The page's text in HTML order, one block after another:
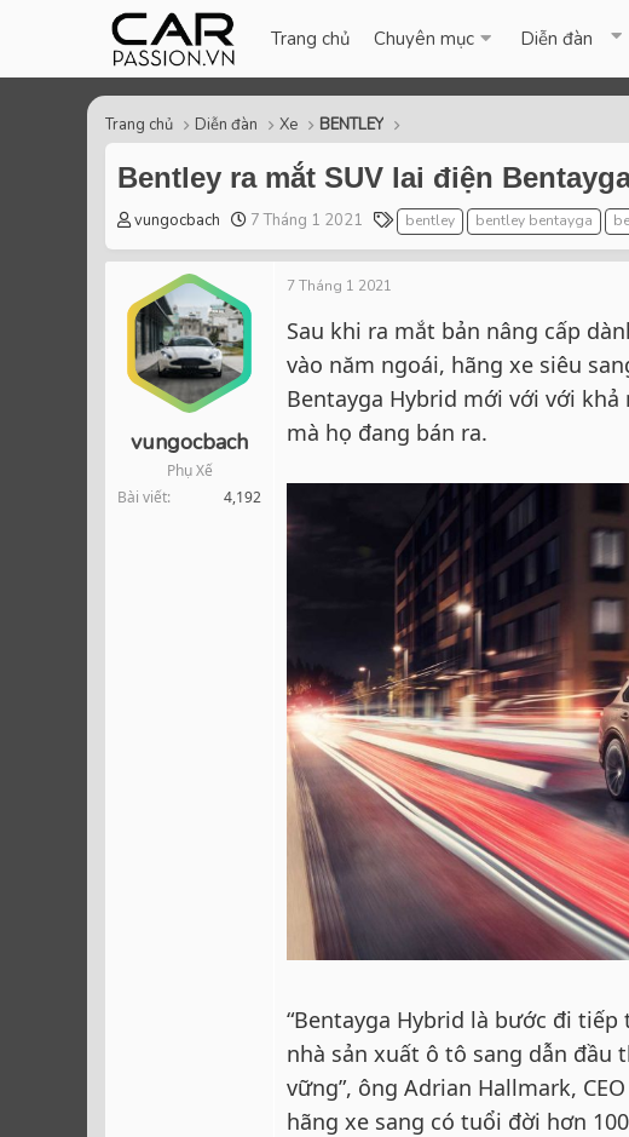
Trang chủ Chuyên mục Diễn đàn
Trang chủ Diễn đàn Xe BENTLEY
Bentley ra mắt SUV lai điện
T
r
a
d
s
t
r
r
vungocbach
S
a
t
7 Tháng 1 2021
T
a
g
bentley bentley bentayga
vungocbach
Phụ Xế
Bài viết
4,192
7 Tháng 1 2021
Sau khi ra mắt bản nâng cấp
vào năm ngoái, hãng xe siêu
Bentayga Hybrid mới với với
mà họ đang bán ra.
“Bentayga Hybrid là bước đi
nhà sản xuất ô tô sang dẫn
vững”, ông Adrian Hallmark,
hãng xe sang có tuổi đời hơn